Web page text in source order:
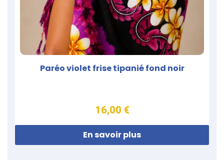
Paréo violet frise tipanié fond noir
16,00 €
En savoir plus